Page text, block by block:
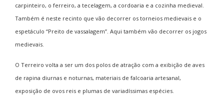
carpinteiro, o ferreiro, a tecelagem, a cordoaria e a cozinha medieval.
Também é neste recinto que vão decorrer os torneios medievais e o
espetáculo “Preito de vassalagem”. Aqui também vão decorrer os jogos
medievais.
O Terreiro volta a ser um dos polos de atração com a exibição de aves
de rapina diurnas e noturnas, materiais de falcoaria artesanal,
exposição de ovos reis e plumas de variadíssimas espécies.